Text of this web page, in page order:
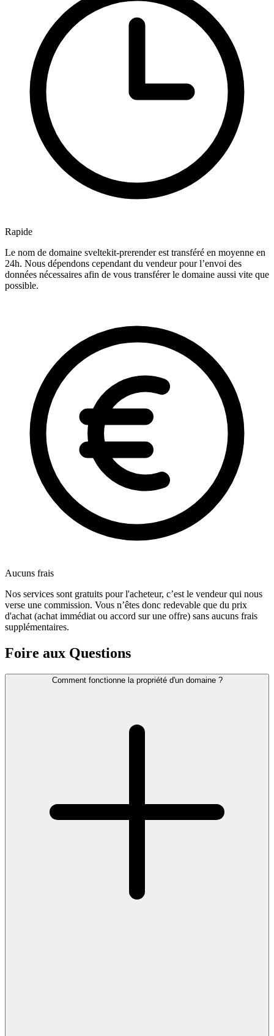
Rapide
Le nom de domaine sveltekit-prerender est transféré en moyenne en
24h. Nous dépendons cependant du vendeur pour l’envoi des
données nécessaires afin de vous transférer le domaine aussi vite que
possible.
Aucuns frais
Nos services sont gratuits pour l'acheteur, c’est le vendeur qui nous
verse une commission. Vous n’êtes donc redevable que du prix
d'achat (achat immédiat ou accord sur une offre) sans aucuns frais
supplémentaires.
Foire aux Questions
Comment fonctionne la propriété d'un domaine ?